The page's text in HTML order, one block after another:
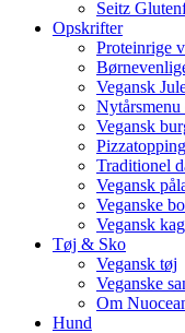
Seitz
Opskrifter
Proteinrige
Vegansk
Vegansk
Traditionel
Vegansk
Veganske
Vegansk
Tøj & Sko
Vegansk tøj
Veganske
Om
Hund